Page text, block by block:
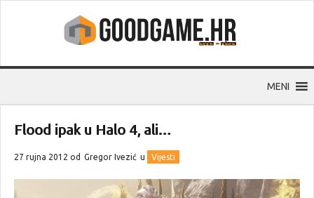
MENI
Flood ipak u Halo 4, ali…
27 rujna 2012 od Gregor Ivezić u Vijesti